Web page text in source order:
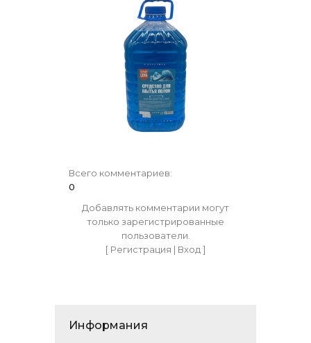
Всего комментариев:
0
Добавлять комментарии могут
только зарегистрированные
пользователи.
[ Регистрация | Вход]
Информания